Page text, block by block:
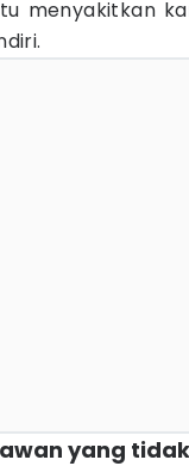
menyakitkan
yang